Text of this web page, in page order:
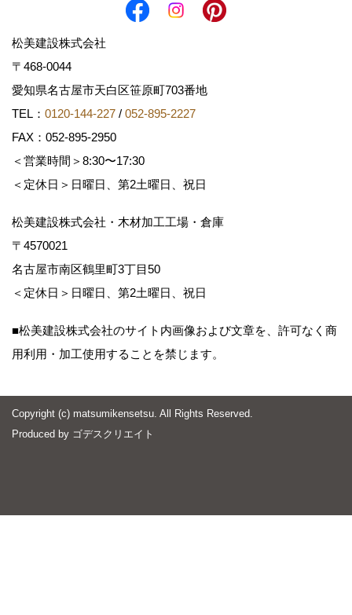
松美建設株式会社
〒468-0044
愛知県名古屋市天白区笹原町703番地
TEL： 0120-144-227 / 052-895-2227
FAX：052-895-2950
＜営業時間＞8:30〜17:30
＜定休日＞日曜日、第2土曜日、祝日
松美建設株式会社・木材加工工場・倉庫
〒4570021
名古屋市南区鶴里町3丁目50
＜定休日＞日曜日、第2土曜日、祝日
■松美建設株式会社のサイト内画像および文章を、許可なく商
用利用・加工使用することを禁じます。
Copyright (c) matsumikensetsu. All Rights Reserved.
Produced by ゴデスクリエイト